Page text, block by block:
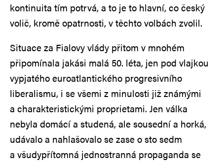
kontinuita tím potrvá, a to je to hlavní, co český
volič, kromě opatrnosti, v těchto volbách zvolil.
Situace za Fialovy vlády přitom v mnohém
připomínala jakási malá 50. léta, jen pod vlajkou
vypjatého euroatlantického progresivního
liberalismu, i se všemi z minulosti již známými
a charakteristickými proprietami. Jen válka
nebyla domácí a studená, ale sousední a horká,
udávalo a nahlašovalo se zase o sto sedm
a všudypřítomná jednostranná propaganda se